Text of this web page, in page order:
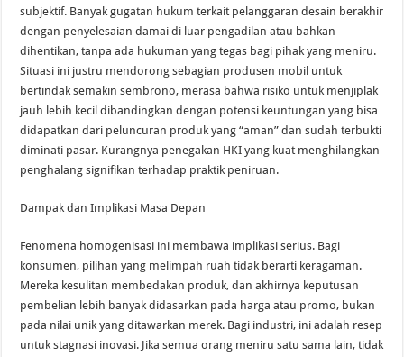
subjektif. Banyak gugatan hukum terkait pelanggaran desain berakhir
dengan penyelesaian damai di luar pengadilan atau bahkan
dihentikan, tanpa ada hukuman yang tegas bagi pihak yang meniru.
Situasi ini justru mendorong sebagian produsen mobil untuk
bertindak semakin sembrono, merasa bahwa risiko untuk menjiplak
jauh lebih kecil dibandingkan dengan potensi keuntungan yang bisa
didapatkan dari peluncuran produk yang “aman” dan sudah terbukti
diminati pasar. Kurangnya penegakan HKI yang kuat menghilangkan
penghalang signifikan terhadap praktik peniruan.
Dampak dan Implikasi Masa Depan
Fenomena homogenisasi ini membawa implikasi serius. Bagi
konsumen, pilihan yang melimpah ruah tidak berarti keragaman.
Mereka kesulitan membedakan produk, dan akhirnya keputusan
pembelian lebih banyak didasarkan pada harga atau promo, bukan
pada nilai unik yang ditawarkan merek. Bagi industri, ini adalah resep
untuk stagnasi inovasi. Jika semua orang meniru satu sama lain, tidak